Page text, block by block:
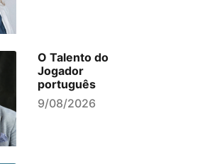
O Talento do
Jogador
português
9/08/2026